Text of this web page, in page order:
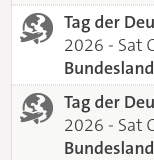
Tag der
2026 - Sat
Tag der
2026 - Sat